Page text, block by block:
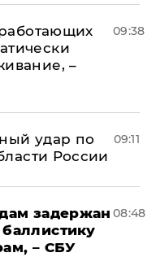
–
09:38
удар по
России
09:11
задержан
– СБУ
08:48